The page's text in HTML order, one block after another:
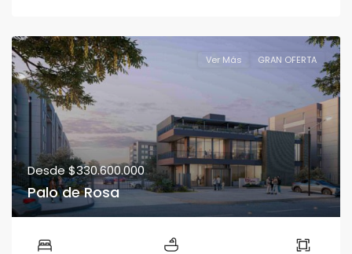
Ver Más GRAN OFERTA
Desde$330.600.000
Palo de Rosa